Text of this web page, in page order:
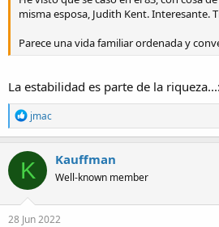
misma esposa, Judith Kent. Interesante.
Parece una vida familiar ordenada y
La estabilidad es parte de la
R
e
a
c
t
i
o
n
s
jmac
K Kauffman
Well-known member
28 Jun 2022